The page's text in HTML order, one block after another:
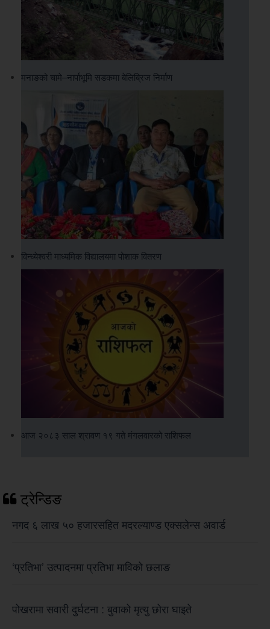
मनाङको चामे–नार्पाभूमि सडकमा बेलिब्रिज निर्माण
विन्ध्येश्वरी माध्यमिक विद्यालयमा पोशाक वितरण
आज २०८३ साल श्रावण १९ गते मंगलवारको राशिफल
ट्रेन्डिङ
नगद ६ लाख ५० हजारसहित मदरल्याण्ड एक्सलेन्स अवार्ड
‘प्रतिभा’ उत्पादनमा प्रतिभा माविको छलाङ
पोखरामा सवारी दुर्घटना : बुवाको मृत्यु छोरा घाइते